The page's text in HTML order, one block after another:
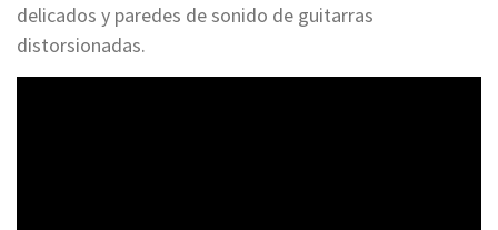
delicados y paredes de sonido de guitarras
distorsionadas.